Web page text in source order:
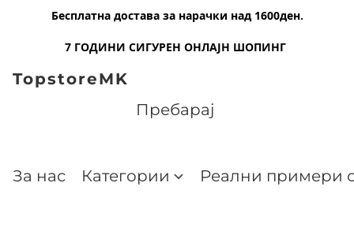
Бесплатна достава за нарачки над 1600ден.
7 ГОДИНИ СИГУРЕН ОНЛАЈН ШОПИНГ
TopstoreMK
За нас Категории Реални примери